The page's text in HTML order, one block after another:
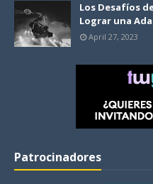
Los Desafíos
Lograr una
April 27, 2023
Patrocinadores